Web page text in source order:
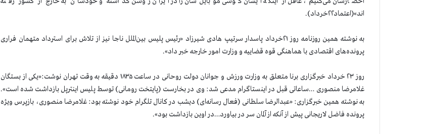
اند»(اعتماد۲۲خرداد).
به نوشته همین روزنامه روز ۲۱خرداد پاسدار سرتیپ هادی شیرزاد «ر‌ئیس پلیس بین‌الملل ناجا نیز از تلاش برای استرداد متهمان فراری
پرونده‌های اقتصادی با هماهنگی قوه قضاییه و وزارت امور خارجه خبر داد».
روز ۲۳ خرداد خبرگزاری برنا متعلق به وزارت ورزش و جوانان دولت روحانی در ساعت ۱۸۳۵ دقیقه به وقت تهران نوشت:«یکی از بستگان
غلامرضا منصوری …ساعاتی قبل در اینستاگرام مدعی شد: وی در بخارست (پایتخت رومانی) توسط پلیس اینترپل بازداشت شده است».
به نوشته همین خبرگزاری: «عبدالرضا سلطانی (فعال رسانه‌ای) دیشب در کانال تلگرام خود نوشته بود: غلامرضا منصوری، بازپرس ویژه
پرونده فاضل لاریجانی پیش از آنکه از آلمان سر در بیاورد…در اوین بازداشت بود».